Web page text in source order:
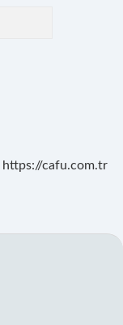
https://cafu.com.tr